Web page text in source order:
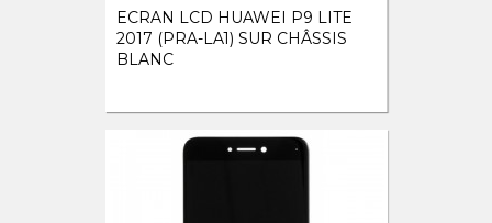
ECRAN LCD HUAWEI P9 LITE
2017 (PRA-LA1) SUR CHÂSSIS
BLANC